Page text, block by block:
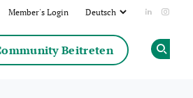
Member's Login Add us
Beitreten